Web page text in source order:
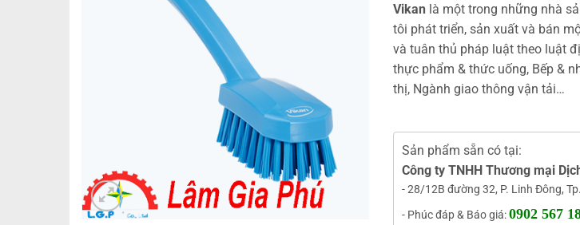
Vikan là một trong những nhà
tôi phát triển, sản xuất và bán
và tuân thủ pháp luật theo luật
thực phẩm & thức uống, Bếp &
thị, Ngành giao thông vận tải…
Sản phẩm sẵn có tại:
Công ty TNHH Thương mại
- 28/12B đường 32, P. Linh Đông,
- Phúc đáp & Báo giá:0902 567